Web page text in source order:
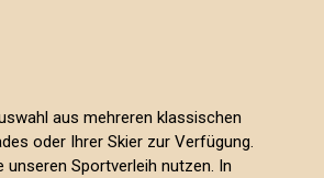
aus mehreren klassischen
oder Ihrer Skier zur Verfügung.
unseren Sportverleih nutzen. In